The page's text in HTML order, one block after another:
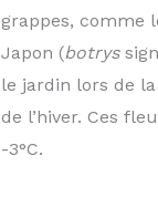
grappes, comme
Japon (botrys
le jardin lors de
de l’hiver. Ces
-3°C.